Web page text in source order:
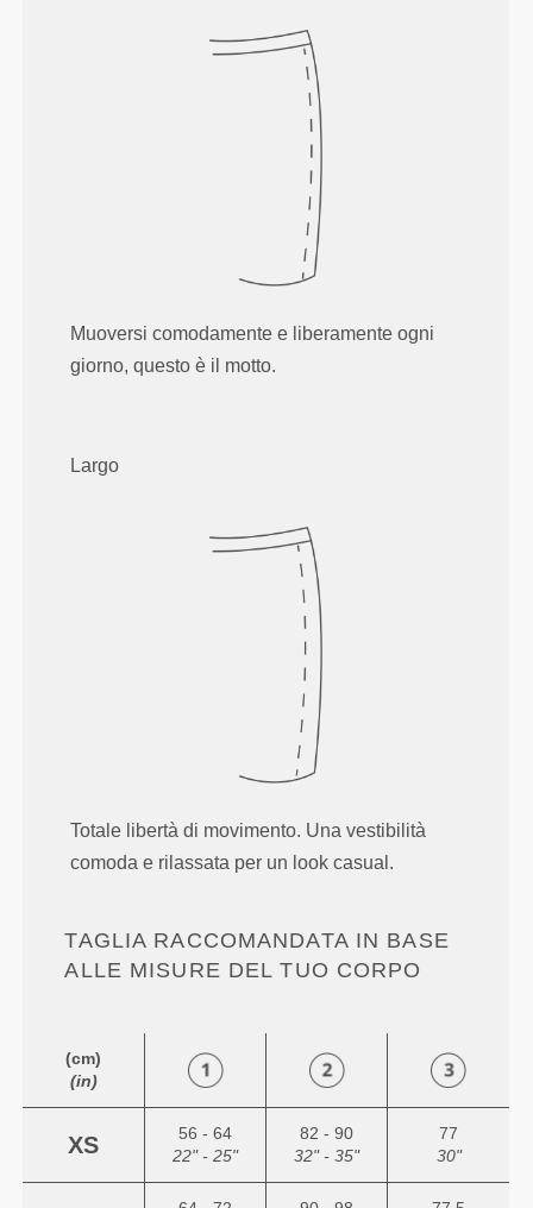
Muoversi comodamente e liberamente ogni
giorno, questo è il motto.
Largo
Totale libertà di movimento. Una vestibilità
comoda e rilassata per un look casual.
TAGLIA RACCOMANDATA IN BASE
ALLE MISURE DEL TUO CORPO
(cm)
(in)
XS
56 - 64
22" - 25"
82 - 90
32" - 35"
77
30"